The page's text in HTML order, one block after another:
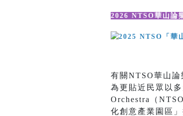
2026 NTSO華山論
有關NTSO華山
為更貼近民眾以
Orchestra（
化創意產業園區